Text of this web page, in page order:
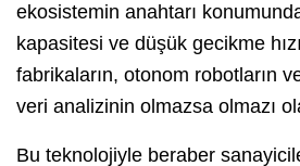
ekosistemin anahtarı
kapasitesi ve düşük gecikme
fabrikaların, otonom robotların
veri analizinin olmazsa olmazı
Bu teknolojiyle beraber